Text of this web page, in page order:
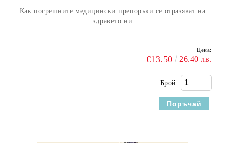
Как погрешните медицински препоръки се отразяват на
здравето ни
Цена:
€13.50 26.40 лв.
Брой: